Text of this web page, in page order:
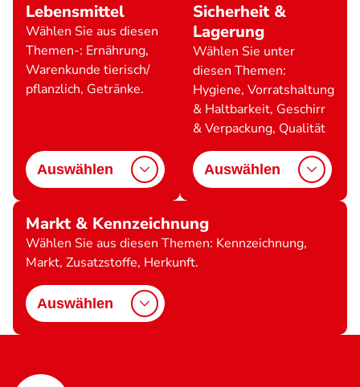
Lebensmittel
Wählen Sie aus diesen
Themen-: Ernährung,
Warenkunde tierisch/
pflanzlich, Getränke.
Auswählen
Sicherheit &
Lagerung
Wählen Sie unter
diesen Themen:
Hygiene, Vorratshaltung
& Haltbarkeit, Geschirr
& Verpackung, Qualität
Auswählen
Markt & Kennzeichnung
Wählen Sie aus diesen Themen: Kennzeichnung,
Markt, Zusatzstoffe, Herkunft.
Auswählen